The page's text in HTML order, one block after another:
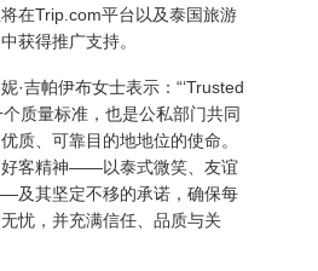
在Trip.com平台以及泰国旅游
获得推广支持。
·吉帕伊布女士表示：“‘Trusted
质量标准，也是公私部门共同
质、可靠目的地地位的使命。
好客精神——以泰式微笑、友谊
及其坚定不移的承诺，确保每
忧，并充满信任、品质与关